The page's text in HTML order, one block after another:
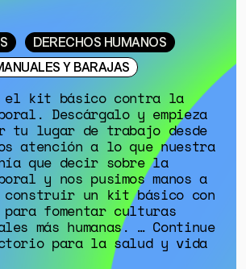
DERECHOS HUMANOS
Y BARAJAS
el kit básico contra la
Descárgalo y empieza
tu lugar de trabajo desde
atención a lo que nuestra
que decir sobre la
y nos pusimos manos a
construir un kit básico con
para fomentar culturas
más humanas. … Continue
para la salud y vida